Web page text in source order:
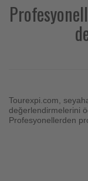
Tourexpi.com,
değerlendirmelerini
Profesyonellerden